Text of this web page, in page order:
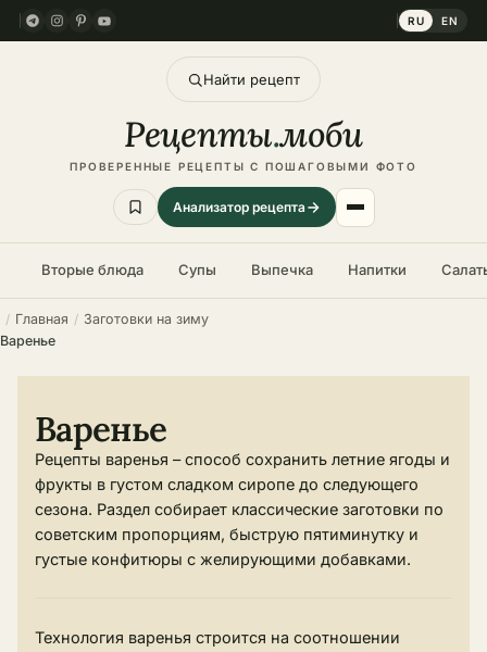
RU EN
Найти рецепт
Рецепты.моби
ПРОВЕРЕННЫЕ РЕЦЕПТЫ С ПОШАГОВЫМИ ФОТО
Анализатор рецепта
Вторые блюда Супы Выпечка Напитки
Главная
Заготовки на зиму
Варенье
Варенье
Рецепты варенья – способ сохранить летние ягоды и
фрукты в густом сладком сиропе до следующего
сезона. Раздел собирает классические заготовки по
советским пропорциям, быструю пятиминутку и
густые конфитюры с желирующими добавками.
Технология варенья строится на соотношении